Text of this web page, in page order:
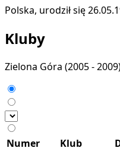
Polska, urodził się
Kluby
Zielona Góra (2005 -
Numer Klub